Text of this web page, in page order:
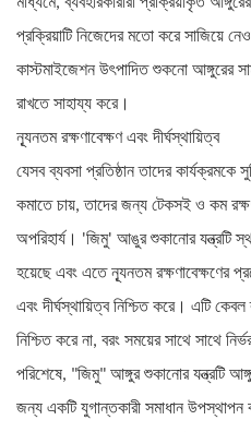
প্রক্রিয়াটি নিজেদের মতো করে সাজিয়ে
কাস্টমাইজেশন উৎপাদিত শুকনো আঙ্গুরের
রাখতে সাহায্য করে।
ন্যূনতম রক্ষণাবেক্ষণ এবং দীর্ঘস্থায়িত্ব
যেসব ব্যবসা প্রতিষ্ঠান তাদের কার্যক্রমকে
কমাতে চায়, তাদের জন্য টেকসই ও কম
অপরিহার্য। 'জিমু' আঙুর শুকানোর যন্ত্রটি
হয়েছে এবং এতে ন্যূনতম রক্ষণাবেক্ষণের
এবং দীর্ঘস্থায়িত্ব নিশ্চিত করে। এটি
নিশ্চিত করে না, বরং সময়ের সাথে সাথে
পরিশেষে, "জিমু" আঙ্গুর শুকানোর যন্ত্রটি
জন্য একটি যুগান্তকারী সমাধান উপস্থাপন